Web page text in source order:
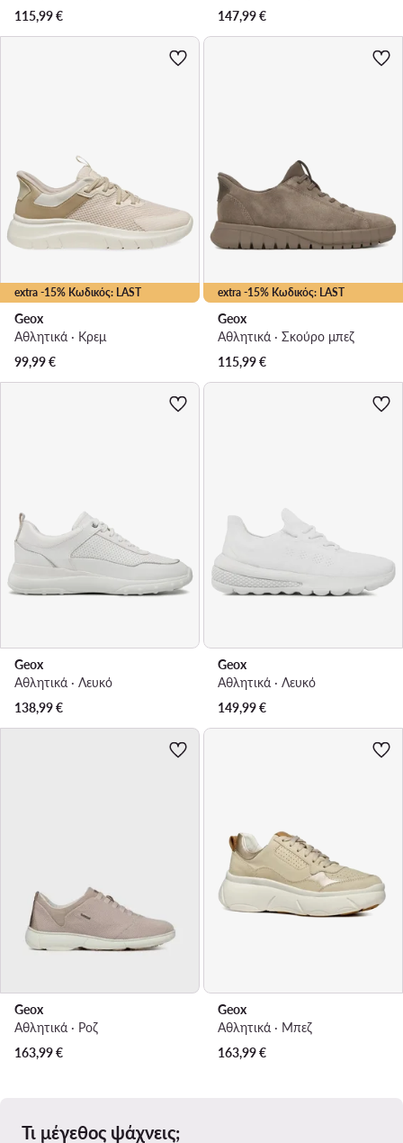
115,99€
147,99€
extra -15% Κωδικός: LAST
Geox
Αθλητικά · Κρεμ
99,99€
extra -15% Κωδικός: LAST
Geox
Αθλητικά · Σκούρο μπεζ
115,99€
Geox
Αθλητικά · Λευκό
138,99€
Geox
Αθλητικά · Λευκό
149,99€
Geox
Αθλητικά · Ροζ
163,99€
Geox
Αθλητικά · Μπεζ
163,99€
Τι μέγεθος ψάχνεις;